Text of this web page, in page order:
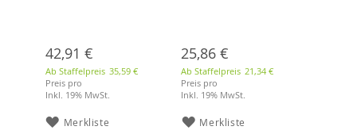
42,91 €
Ab Staffelpreis 35,59 €
Preis pro
Inkl. 19% MwSt.
Merkliste
25,86 €
Ab Staffelpreis 21,34 €
Preis pro
Inkl. 19% MwSt.
Merkliste